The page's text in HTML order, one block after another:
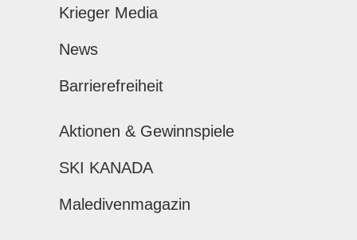
Krieger Media
News
Barrierefreiheit
Aktionen & Gewinnspiele
SKI KANADA
Maledivenmagazin